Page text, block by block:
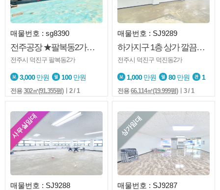
매물번호 : sg8390
전주공장 ★팔복동2가★공장★창고★사무실있음★전체사용
전주시 덕진구 팔복동2가
3,000만원 100만원
전용302㎡(91.355평)ㅣ2 / 1
매물번호 : SJ9289
하가지구 1층 상가 깔끔한 인테리어 가성비 좋은 추천매물
전주시 덕진구 덕진동2가
1,000만원 80만원 1
전용66.114㎡(19.999평)ㅣ3 / 1
사무실임대
매물번호 : SJ9288
상가임대
매물번호 : SJ9287